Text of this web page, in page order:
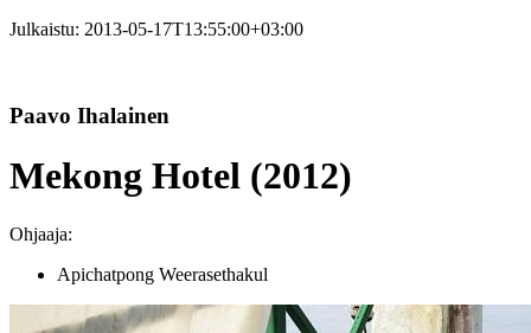
Julkaistu: 2013-05-17T13:55:00+03:00
Paavo Ihalainen
Mekong Hotel (2012)
Ohjaaja:
Apichatpong Weerasethakul